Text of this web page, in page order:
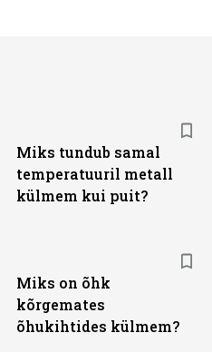
Miks tundub samal
temperatuuril metall
külmem kui puit?
Miks on õhk
kõrgemates
õhukihtides külmem?